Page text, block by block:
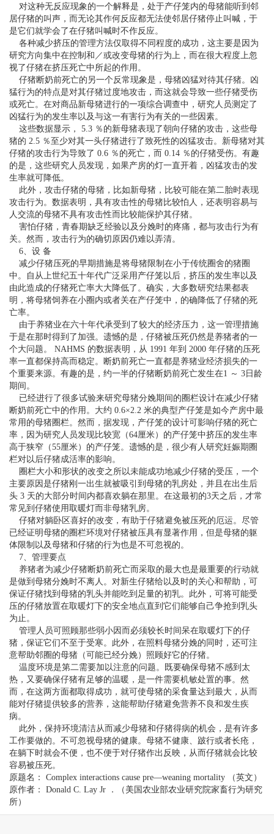
对这种无反应现象的一个解释是，处于产仔笼内的母猪能听到邻
居仔猪的叫声，而无论其作何反应都无法使邻居仔猪停止叫喊，于
是它们就学会了在仔猪叫喊时不作反应。
各种减少挤压的管理方法仅取得不同程度的成功，这主要是因为
研究方向集中在控制和／或改变母猪的行为上，而在很大程度上忽
视了仔猪在挤压死亡中所起的作用。
仔猪断奶前死亡的另一个反常现象是，母猪凶猛对待其仔猪。凶
猛行为的特点是对其仔猪过度地攻击，而这就会导致一些仔猪受伤
或死亡。在对商品新母猪进行的一项综合调查中，研究人员测定了
凶猛行为的发生率以及与这一有害行为有关的一些因素。
这些数据显示， 5.3 ％的新母猪表现了朝向仔猪的攻击，这些母
猪的 2.5 ％至少对其一头仔猪进行了致死性的凶猛攻击。新母猪对其
仔猪的攻击行为导致了 0.6 ％的死亡，而 0.14 ％的仔猪受伤。有趣
的是，这些研究人员发现，如果产房的灯一直开着，凶猛攻击的发
生率就可降低。
此外，攻击仔猪的母猪，比如新母猪，比较可能在第二胎时表现
攻击行为。数据表明，具有攻击性的母猪比较怕人，还表明容易与
人交流的母猪不具有攻击性而比较能保护其仔猪。
害怕仔猪，青春期缺乏经验以及分娩时的疼痛，都与攻击行为有
关。然而，攻击行为的确切原因仍难以弄清。
6、设 备
减少仔猪压死的早期措施是将母猪限制在小于传统圈舍的猪圈
中。自从上世纪五十年代广泛采用产仔笼以后，挤压的发生率以及
由此造成的仔猪死亡率大大降低了。确实，大多数研究结果都表
明，将母猪饲养在小圈内或者关在产仔笼中，的确降低了仔猪的死
亡率。
由于养猪业在六十年代承受到了较大的经济压力，这一管理措施
于是在那时得到了加强。遗憾的是，仔猪被压死仍然是养猪者的一
个大问题。 NAHMS 的数据表明，从 1991 年到 2000 年仔猪的压死
率一直都保持高而稳定。断奶前死亡一直都是养猪业经济损失的一
个重要来源。有趣的是，约一半的仔猪断奶前死亡发生在1 ～ 3日龄
期间。
已经进行了很多试验来研究母猪分娩期间的圈栏设计在减少仔猪
断奶前死亡中的作用。大约 0.6×2.2 米的典型产仔笼是如今产房中最
常用的母猪圈栏。然而，据发现，产仔笼的设计可影响仔猪的死亡
率，因为研究人员发现比较宽（64厘米）的产仔笼中挤压的发生率
高于狭窄（55厘米）的产仔笼。遗憾的是，很少有人研究妊娠期圈
栏对以后仔猪成活率的影响。
圈栏大小和形状的改变之所以未能成功地减少仔猪的受压，一个
主要原因是仔猪刚一出生就被吸引到母猪的乳房处，并且在出生后
头 3 天的大部分时间内都喜欢躺在那里。在这最初的3天之后，才常
常见到仔猪使用取暖灯而非母猪乳房。
仔猪对躺卧区喜好的改变，有助于仔猪避免被压死的厄运。尽管
已经证明母猪的圈栏环境对仔猪被压具有显著作用，但是母猪的躯
体限制以及母猪和仔猪的行为也是不可忽视的。
7、管理要点
养猪者为减少仔猪断奶前死亡而采取的最大也是最重要的行动就
是做到母猪分娩时不离人。对新生仔猪给以及时的关心和帮助，可
保证仔猪找到母猪的乳头并能吃到足量的初乳。此外，可将可能受
压的仔猪放置在取暖灯下的安全地点直到它们能够自己争抢到乳头
为止。
管理人员可照顾那些弱小因而必须较长时间呆在取暖灯下的仔
猪，保证它们不至于受寒。此外，在照料母猪分娩的同时，还可注
意帮助邻圈的母猪（可能已经分娩）照顾好它的仔猪。
温度环境是第二需要加以注意的问题。既要确保母猪不感到太
热，又要确保仔猪有足够的温暖，是一件需要机敏处置的事。然
而，在这两方面都取得成功，就可使母猪的采食量达到最大，从而
能对仔猪提供较多的营养，这能帮助仔猪避免营养不良和发生疾
病。
此外，保持环境清洁从而减少母猪和仔猪得病的机会，是有许多
工作要做的。不可忽视母猪的健康。母猪不健康、跛行或者长疮，
在躺下时就会不便，也不便于对仔猪作出反映，从而仔猪就会比较
容易被压死。
原题名： Complex interactions cause pre—weaning mortality （英文）
原作者： Donald C. Lay Jr ．（美国农业部农业研究院家畜行为研究
所）